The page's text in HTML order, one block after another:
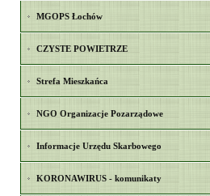
MGOPS Łochów
CZYSTE POWIETRZE
Strefa Mieszkańca
NGO Organizacje Pozarządowe
Informacje Urzędu Skarbowego
KORONAWIRUS - komunikaty